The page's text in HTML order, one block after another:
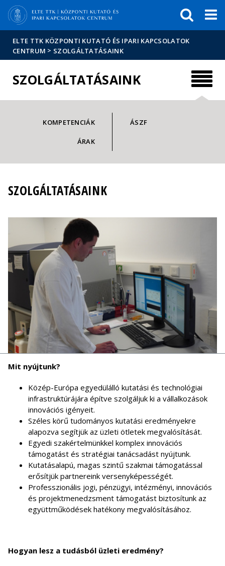
Hírek
Események
ELTE a
sajtóban
ELTE TTK KÖZPONTI KUTATÓ ÉS IPARI KAPCSOLATOK
CENTRUM > SZOLGÁLTATÁSAINK
SZOLGÁLTATÁSAINK
KOMPETENCIÁK
ÁRAK
ÁSZF
SZOLGÁLTATÁSAINK
Mit nyújtunk?
Közép-Európa egyedülálló kutatási és technológiai
infrastruktúrájára építve szolgáljuk ki a vállalkozások
innovációs igényeit.
Széles körű tudományos kutatási eredményekre
alapozva segítjük az üzleti ötletek megvalósítását.
Egyedi szakértelmünkkel komplex innovációs
támogatást és stratégiai tanácsadást nyújtunk.
Kutatásalapú, magas szintű szakmai támogatással
erősítjük partnereink versenyképességét.
Professzionális jogi, pénzügyi, intézményi, innovációs
és projektmenedzsment támogatást biztosítunk az
együttműködések hatékony megvalósításához.
Hogyan lesz a tudásból üzleti eredmény?